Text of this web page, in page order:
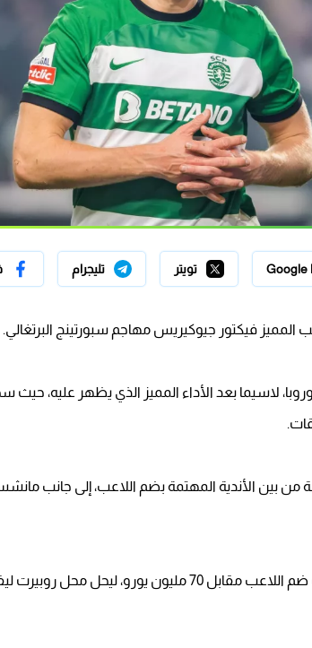
Google تويتر تليجرام
فيكتور جيوكيريس مهاجم سبورتينج البرتغالي.
من بين الأندية المهتمة بضم اللاعب، إلى جانب
وأكد التقرير على أن النادي الكتالوني يستهدف ضم اللاعب مقابل 70 مليون